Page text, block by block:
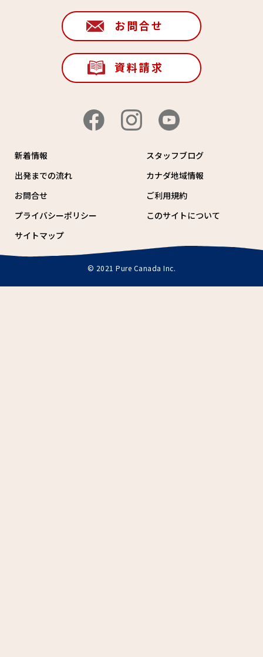
お問合せ
資料請求
新着情報
スタッフブログ
出発までの流れ
カナダ地域情報
お問合せ
ご利用規約
プライバシーポリシー
このサイトについて
サイトマップ
© 2021 Pure Canada Inc.